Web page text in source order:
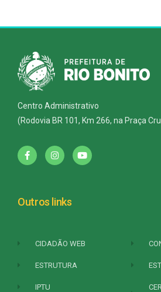
Centro Administrativo
(Rodovia BR 101, Km 266, na Praça
Outros links
CIDADÃO WEB
ESTRUTURA
IPTU